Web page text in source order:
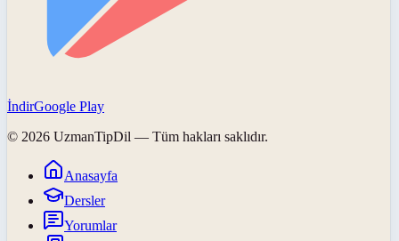
İndirGoogle Play
© 2026 UzmanTipDil — Tüm hakları saklıdır.
Anasayfa
Dersler
Yorumlar